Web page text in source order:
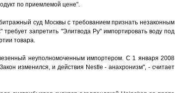
по приемлемой цене".
суд Москвы с требованием признать незаконным
запретить "Элитвода Ру" импортировать воду под
товара.
неуполномоченным импортером. С 1 января 2008
изменился, и действия Nestle - анахронизм", - считает